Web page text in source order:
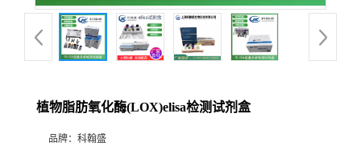
植物脂肪氧化酶(LOX)elisa检测试剂盒
品牌： 科翰盛